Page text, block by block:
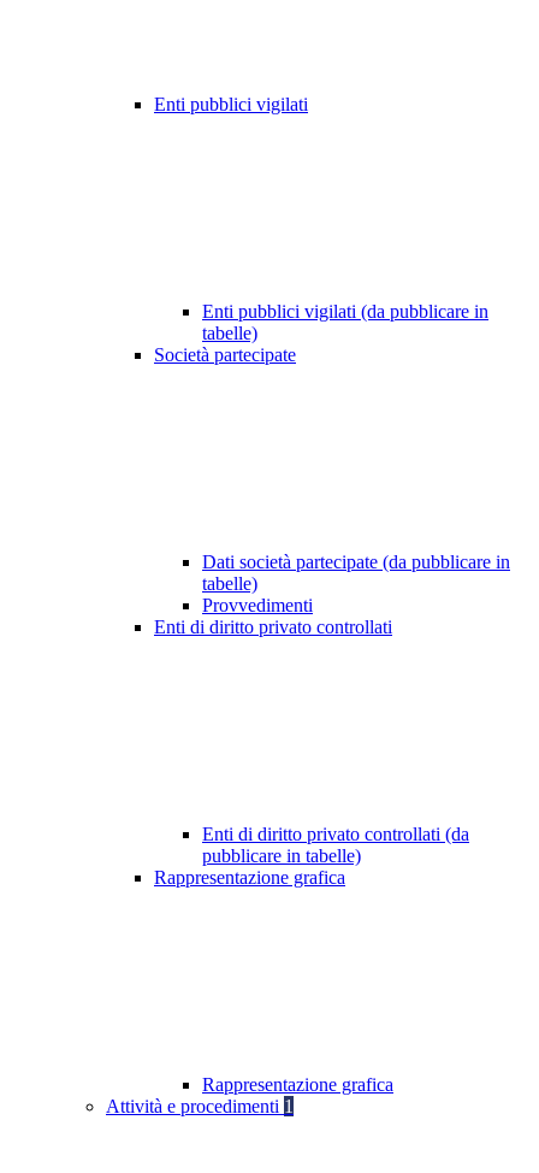
Enti pubblici vigilati
Enti pubblici vigilati (da pubblicare in
tabelle)
Società partecipate
Dati società partecipate (da pubblicare in
tabelle)
Provvedimenti
Enti di diritto privato controllati
Enti di diritto privato controllati (da
pubblicare in tabelle)
Rappresentazione grafica
Rappresentazione grafica
Attività e procedimenti 1